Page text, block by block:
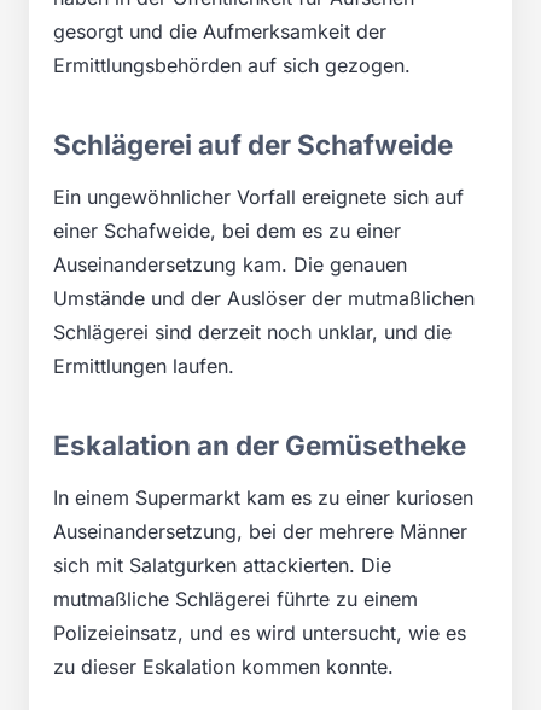
gesorgt und die Aufmerksamkeit der
Ermittlungsbehörden auf sich gezogen.
Schlägerei auf der Schafweide
Ein ungewöhnlicher Vorfall ereignete sich auf
einer Schafweide, bei dem es zu einer
Auseinandersetzung kam. Die genauen
Umstände und der Auslöser der mutmaßlichen
Schlägerei sind derzeit noch unklar, und die
Ermittlungen laufen.
Eskalation an der Gemüsetheke
In einem Supermarkt kam es zu einer kuriosen
Auseinandersetzung, bei der mehrere Männer
sich mit Salatgurken attackierten. Die
mutmaßliche Schlägerei führte zu einem
Polizeieinsatz, und es wird untersucht, wie es
zu dieser Eskalation kommen konnte.